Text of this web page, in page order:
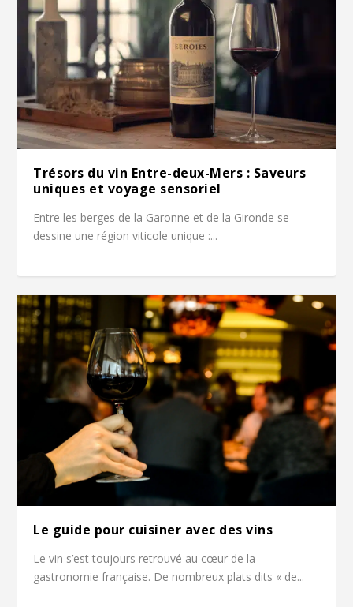
Trésors du vin Entre-deux-Mers : Saveurs
uniques et voyage sensoriel
Entre les berges de la Garonne et de la Gironde se
dessine une région viticole unique :...
Le guide pour cuisiner avec des vins
Le vin s’est toujours retrouvé au cœur de la
gastronomie française. De nombreux plats dits « de...